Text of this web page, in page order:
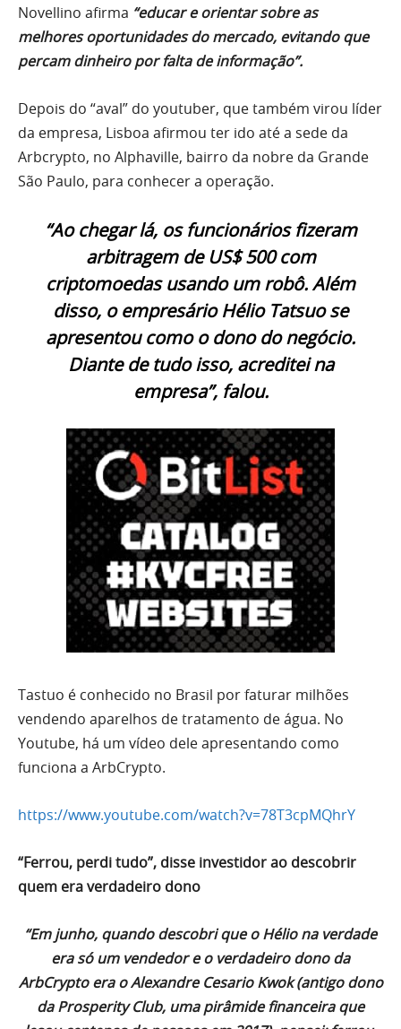
Novellino afirma “educar e orientar sobre as
melhores oportunidades do mercado, evitando que
percam dinheiro por falta de informação”.
Depois do “aval” do youtuber, que também virou líder
da empresa, Lisboa afirmou ter ido até a sede da
Arbcrypto, no Alphaville, bairro da nobre da Grande
São Paulo, para conhecer a operação.
“Ao chegar lá, os funcionários fizeram
arbitragem de US$ 500 com
criptomoedas usando um robô. Além
disso, o empresário Hélio Tatsuo se
apresentou como o dono do negócio.
Diante de tudo isso, acreditei na
empresa”, falou.
Tastuo é conhecido no Brasil por faturar milhões
vendendo aparelhos de tratamento de água. No
Youtube, há um vídeo dele apresentando como
funciona a ArbCrypto.
https://www.youtube.com/watch?v=78T3cpMQhrY
“Ferrou, perdi tudo”, disse investidor ao descobrir
quem era verdadeiro dono
“Em junho, quando descobri que o Hélio na verdade
era só um vendedor e o verdadeiro dono da
ArbCrypto era o Alexandre Cesario Kwok (antigo dono
da Prosperity Club, uma pirâmide financeira que